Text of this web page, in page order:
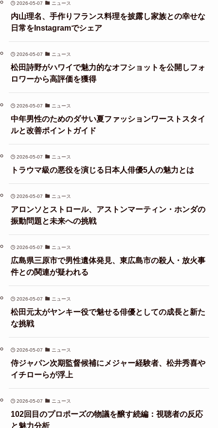
2026-05-07 ニュース
内山理名、手作りフランス料理を披露し家族との幸せな
日常をInstagramでシェア
2026-05-07 ニュース
松田詩野がハワイで魅力的なオフショットを公開しフォ
ロワーから高評価を獲得
2026-05-07 ニュース
中年男性のためのダサい夏ファッションワーストスタイ
ルと改善ポイントガイド
2026-05-07 ニュース
トラウマ級の悪役を演じる日本人俳優5人の魅力とは
2026-05-07 ニュース
アロンソとストロール、アストンマーティン・ホンダの
振動問題と未来への挑戦
2026-05-07 ニュース
広島県三原市で男性遺体発見、東広島市の殺人・放火事
件との関連が疑われる
2026-05-07 ニュース
松田元太がヤンキー役で魅せる俳優としての成長と新た
な挑戦
2026-05-07 ニュース
侍ジャパン次期監督候補にメジャー経験者、松井秀喜や
イチローらが浮上
2026-05-07 ニュース
102回目のプロポーズの物議を醸す続編：視聴者の反応
と魅力分析